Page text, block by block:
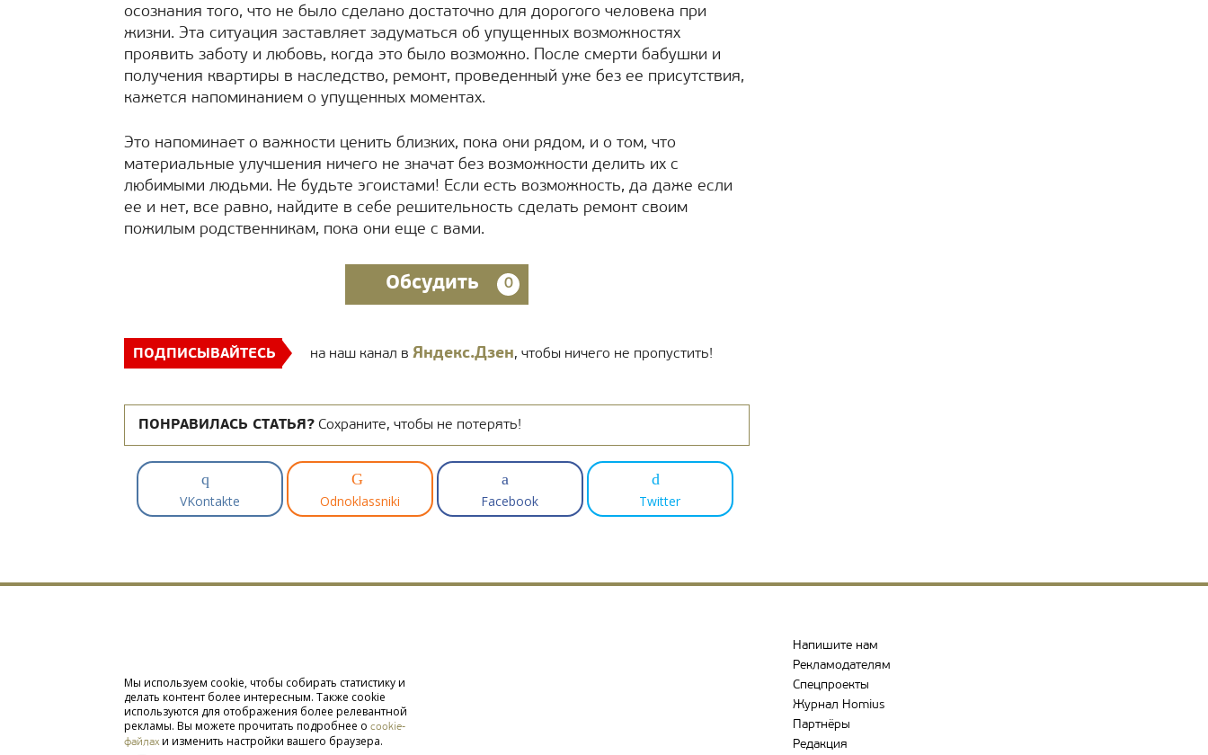
осознания того, что не было сделано достаточно для дорогого человека при
жизни. Эта ситуация заставляет задуматься об упущенных возможностях
проявить заботу и любовь, когда это было возможно. После смерти бабушки и
получения квартиры в наследство, ремонт, проведенный уже без ее присутствия,
кажется напоминанием о упущенных моментах.
Это напоминает о важности ценить близких, пока они рядом, и о том, что
материальные улучшения ничего не значат без возможности делить их с
любимыми людьми. Не будьте эгоистами! Если есть возможность, да даже если
ее и нет, все равно, найдите в себе решительность сделать ремонт своим
пожилым родственникам, пока они еще с вами.
Обсудить 0
ПОДПИСЫВАЙТЕСЬ на наш канал в Яндекс.Дзен, чтобы ничего не пропустить!
ПОНРАВИЛАСЬ СТАТЬЯ? Сохраните, чтобы не потерять!
VKontakte Odnoklassniki Facebook Twitter
Мы используем cookie, чтобы собирать статистику и
делать контент более интересным. Также cookie
используются для отображения более релевантной
рекламы. Вы можете прочитать подробнее о cookie-
файлах и изменить настройки вашего браузера.
Напишите нам
Рекламодателям
Спецпроекты
Журнал Homius
Партнёры
Редакция